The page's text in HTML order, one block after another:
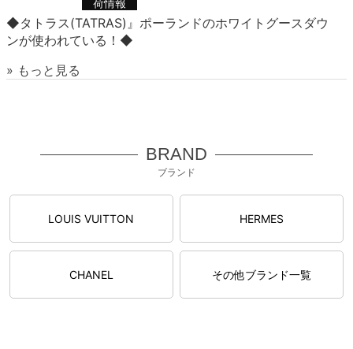
荷情報
◆タトラス(TATRAS)』ポーランドのホワイトグースダウ
ンが使われている！◆
» もっと見る
BRAND
ブランド
LOUIS VUITTON HERMES
CHANEL その他ブランド一覧